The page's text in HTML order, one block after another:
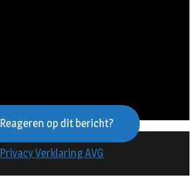
Reageren op dit bericht?
Privacy Verklaring AVG